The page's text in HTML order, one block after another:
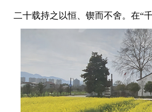
二十载持之以恒、锲而不舍。在“千